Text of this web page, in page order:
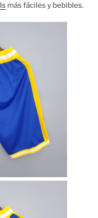
más fáciles y bebibles.